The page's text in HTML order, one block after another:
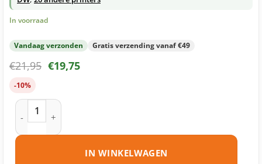
In voorraad
Vandaag verzonden Gratis verzending vanaf €49
€21,95 €19,75
-10%
Brother LC123 inktcartridges multipack (zwart + 3 kleuren)
IN WINKELWAGEN